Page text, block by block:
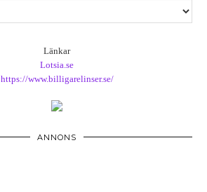
Länkar
Lotsia.se
https://www.billigarelinser.se/
ANNONS